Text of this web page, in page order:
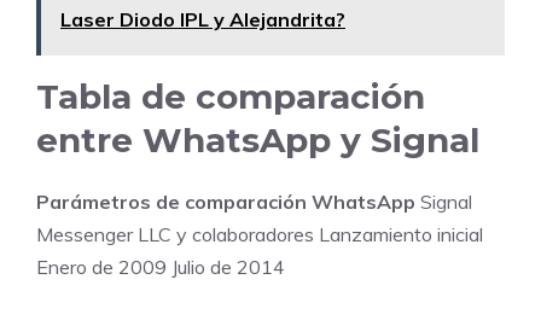
Laser Diodo IPL y Alejandrita?
Tabla de comparación
entre WhatsApp y Signal
Parámetros de comparación WhatsApp Signal
Messenger LLC y colaboradores Lanzamiento inicial
Enero de 2009 Julio de 2014